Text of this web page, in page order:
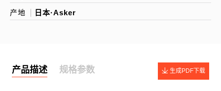
产地 日本·Asker
产品描述 规格参数 生成PDF下载